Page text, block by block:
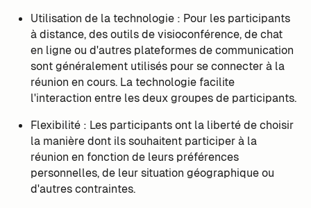
Utilisation de la technologie : Pour les participants
à distance, des outils de visioconférence, de chat
en ligne ou d'autres plateformes de communication
sont généralement utilisés pour se connecter à la
réunion en cours. La technologie facilite
l'interaction entre les deux groupes de participants.
Flexibilité : Les participants ont la liberté de choisir
la manière dont ils souhaitent participer à la
réunion en fonction de leurs préférences
personnelles, de leur situation géographique ou
d'autres contraintes.